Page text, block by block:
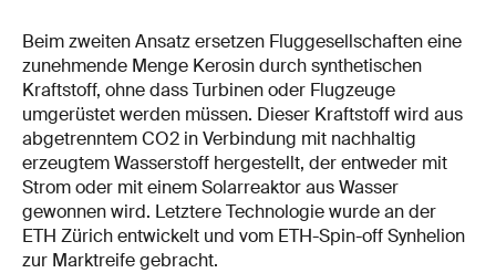
Beim zweiten Ansatz ersetzen Fluggesellschaften eine
zunehmende Menge Kerosin durch synthetischen
Kraftstoff, ohne dass Turbinen oder Flugzeuge
umgerüstet werden müssen. Dieser Kraftstoff wird aus
abgetrenntem CO2 in Verbindung mit nachhaltig
erzeugtem Wasserstoff hergestellt, der entweder mit
Strom oder mit einem Solarreaktor aus Wasser
gewonnen wird. Letztere Technologie wurde an der
ETH Zürich entwickelt und vom ETH-Spin-off Synhelion
zur Marktreife gebracht.